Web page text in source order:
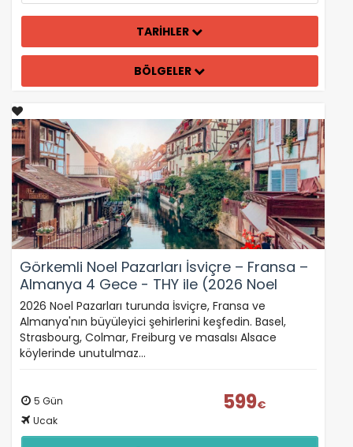
TARİHLER
BÖLGELER
Görkemli Noel Pazarları İsviçre – Fransa –
Almanya 4 Gece - THY ile (2026 Noel
Pazarları)
2026 Noel Pazarları turunda İsviçre, Fransa ve
Almanya'nın büyüleyici şehirlerini keşfedin. Basel,
Strasbourg, Colmar, Freiburg ve masalsı Alsace
köylerinde unutulmaz…
5 Gün
Ucak
599€